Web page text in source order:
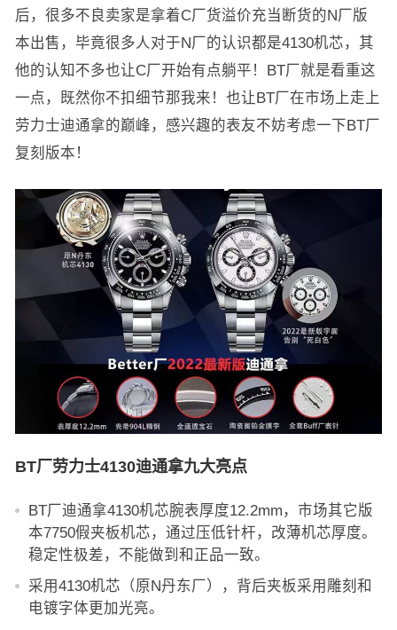
后，很多不良卖家是拿着C厂货溢价充当断货的N厂版
本出售，毕竟很多人对于N厂的认识都是4130机芯，其
他的认知不多也让C厂开始有点躺平！BT厂就是看重这
一点，既然你不扣细节那我来！也让BT厂在市场上走上
劳力士迪通拿的巅峰，感兴趣的表友不妨考虑一下BT厂
复刻版本！
BT厂劳力士4130迪通拿九大亮点
BT厂迪通拿4130机芯腕表厚度12.2mm，市场其它版
本7750假夹板机芯，通过压低针杆，改薄机芯厚度。
稳定性极差，不能做到和正品一致。
采用4130机芯（原N丹东厂），背后夹板采用雕刻和
电镀字体更加光亮。